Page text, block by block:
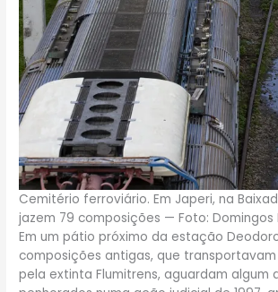
Cemitério ferroviário. Em Japeri, na
jazem 79 composições — Foto: Domingos
Em um pátio próximo da estação
composições antigas, que
pela extinta Flumitrens, aguardam algum